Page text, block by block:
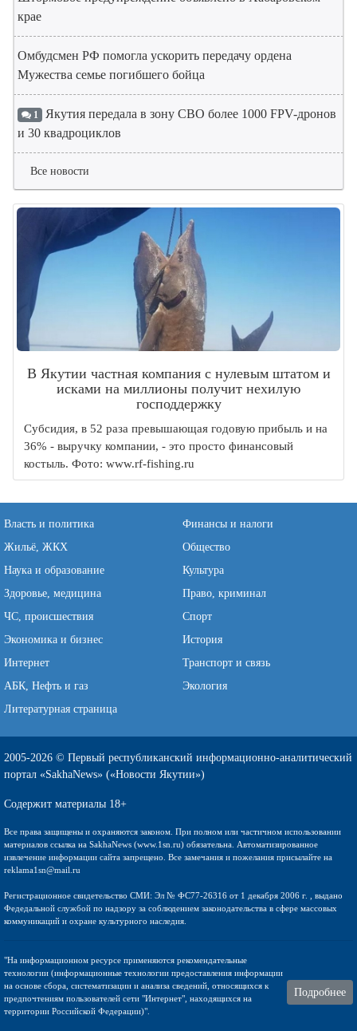
крае
Омбудсмен РФ помогла ускорить передачу ордена
Мужества семье погибшего бойца
1 Якутия передала в зону СВО более 1000 FPV-дронов
и 30 квадроциклов
Все новости
В Якутии частная компания с нулевым штатом и
исками на миллионы получит нехилую
господдержку
Субсидия, в 52 раза превышающая годовую прибыль и на
36% - выручку компании, - это просто финансовый
костыль. Фото: www.rf-fishing.ru
Власть и политика
Финансы и налоги
Жильё, ЖКХ
Общество
Наука и образование
Культура
Здоровье, медицина
Право, криминал
ЧС, происшествия
Спорт
Экономика и бизнес
История
Интернет
Транспорт и связь
АБК, Нефть и газ
Экология
Литературная страница
2005-2026 © Первый республиканский информационно-аналитический
портал «SakhaNews» («Новости Якутии»)
Содержит материалы 18+
Все права защищены и охраняются законом. При полном или частичном использовании
материалов ссылка на SakhaNews (www.1sn.ru) обязательна. Автоматизированное
извлечение информации сайта запрещено. Все замечания и пожелания присылайте на
reklama1sn@mail.ru
Регистрационное свидетельство СМИ: Эл № ФС77-26316 от 1 декабря 2006 г. , выдано
Федедальной службой по надзору за соблюдением законодательства в сфере массовых
коммуникаций и охране культурного наследия.
"На информационном ресурсе применяются рекомендательные
технологии (информационные технологии предоставления информации
на основе сбора, систематизации и анализа сведений, относящихся к
предпочтениям пользователей сети "Интернет", находящихся на
территории Российской Федерации)".
Подробнее